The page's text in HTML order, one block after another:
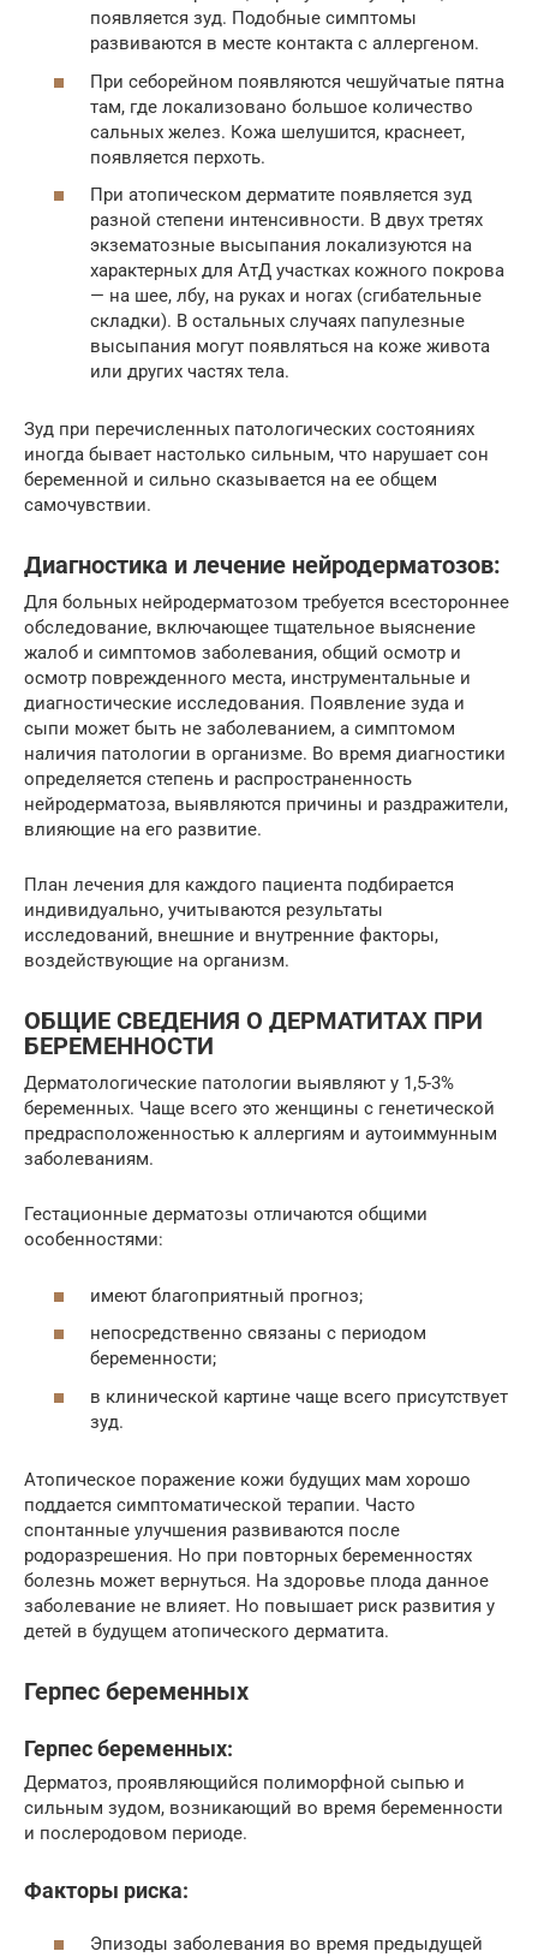
появляется зуд. Подобные симптомы
развиваются в месте контакта с аллергеном.
При себорейном появляются чешуйчатые пятна
там, где локализовано большое количество
сальных желез. Кожа шелушится, краснеет,
появляется перхоть.
При атопическом дерматите появляется зуд
разной степени интенсивности. В двух третях
экзематозные высыпания локализуются на
характерных для АтД участках кожного покрова
— на шее, лбу, на руках и ногах (сгибательные
складки). В остальных случаях папулезные
высыпания могут появляться на коже живота
или других частях тела.
Зуд при перечисленных патологических состояниях
иногда бывает настолько сильным, что нарушает сон
беременной и сильно сказывается на ее общем
самочувствии.
Диагностика и лечение нейродерматозов:
Для больных нейродерматозом требуется всестороннее
обследование, включающее тщательное выяснение
жалоб и симптомов заболевания, общий осмотр и
осмотр поврежденного места, инструментальные и
диагностические исследования. Появление зуда и
сыпи может быть не заболеванием, а симптомом
наличия патологии в организме. Во время диагностики
определяется степень и распространенность
нейродерматоза, выявляются причины и раздражители,
влияющие на его развитие.
План лечения для каждого пациента подбирается
индивидуально, учитываются результаты
исследований, внешние и внутренние факторы,
воздействующие на организм.
ОБЩИЕ СВЕДЕНИЯ О ДЕРМАТИТАХ ПРИ
БЕРЕМЕННОСТИ
Дерматологические патологии выявляют у 1,5-3%
беременных. Чаще всего это женщины с генетической
предрасположенностью к аллергиям и аутоиммунным
заболеваниям.
Гестационные дерматозы отличаются общими
особенностями:
имеют благоприятный прогноз;
непосредственно связаны с периодом
беременности;
в клинической картине чаще всего присутствует
зуд.
Атопическое поражение кожи будущих мам хорошо
поддается симптоматической терапии. Часто
спонтанные улучшения развиваются после
родоразрешения. Но при повторных беременностях
болезнь может вернуться. На здоровье плода данное
заболевание не влияет. Но повышает риск развития у
детей в будущем атопического дерматита.
Герпес беременных
Герпес беременных:
Дерматоз, проявляющийся полиморфной сыпью и
сильным зудом, возникающий во время беременности
и послеродовом периоде.
Факторы риска:
Эпизоды заболевания во время предыдущей